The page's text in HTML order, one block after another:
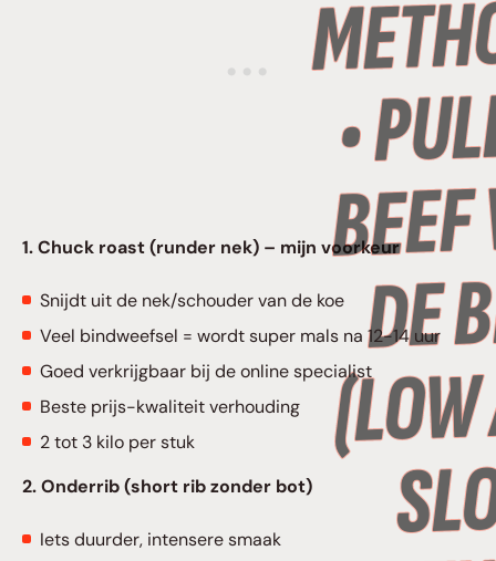
1. Chuck roast (runder nek) – mijn voorkeur
Snijdt uit de nek/schouder van de koe
Veel bindweefsel = wordt super mals na 12-14 uur
Goed verkrijgbaar bij de online specialist
Beste prijs-kwaliteit verhouding
2 tot 3 kilo per stuk
2. Onderrib (short rib zonder bot)
Iets duurder, intensere smaak